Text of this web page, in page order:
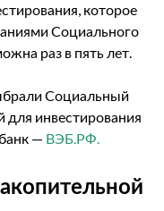
которое
Социального
раз в пять лет.
Социальный
инвестирования
— ВЭБ.РФ.